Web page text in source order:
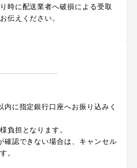
時に配送業者へ破損による受取
伝えください。
内に指定銀行口座へお振り込みく
負担となります。
確認できない場合は、キャンセル
。